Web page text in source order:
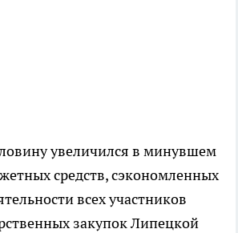
увеличился в минувшем
средств, сэкономленных
всех участников
закупок Липецкой